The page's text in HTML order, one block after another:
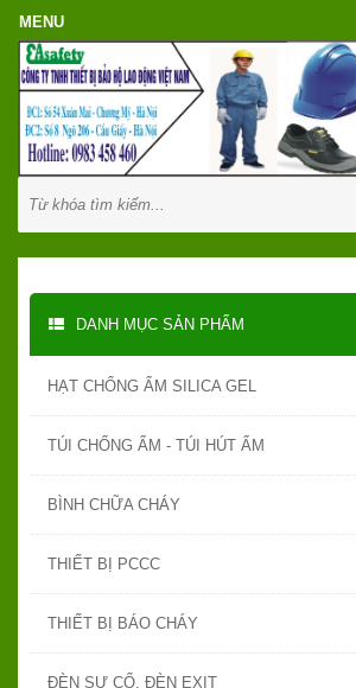
DANH MỤC SẢN PHẨM
HẠT CHỐNG ẨM SILICA GEL
TÚI CHỐNG ẨM - TÚI HÚT ẨM
BÌNH CHỮA CHÁY
THIẾT BỊ PCCC
THIẾT BỊ BÁO CHÁY
ĐÈN SỰ CỐ, ĐÈN EXIT